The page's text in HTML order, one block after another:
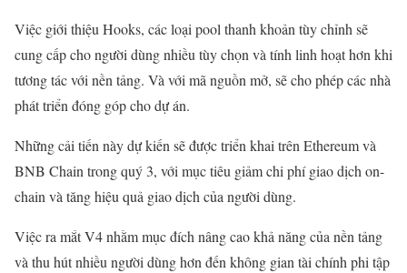
Việc giới thiệu Hooks, các loại pool thanh khoản tùy chỉnh sẽ
cung cấp cho người dùng nhiều tùy chọn và tính linh hoạt hơn khi
tương tác với nền tảng. Và với mã nguồn mở, sẽ cho phép các nhà
phát triển đóng góp cho dự án.
Những cải tiến này dự kiến ​​sẽ được triển khai trên Ethereum và
BNB Chain trong quý 3, với mục tiêu giảm chi phí giao dịch on-
chain và tăng hiệu quả giao dịch của người dùng.
Việc ra mắt V4 nhằm mục đích nâng cao khả năng của nền tảng
và thu hút nhiều người dùng hơn đến không gian tài chính phi tập